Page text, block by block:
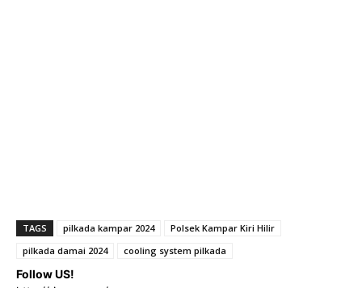
TAGS pilkada kampar 2024
Polsek Kampar Kiri Hilir
pilkada damai 2024
cooling system pilkada
Follow US!